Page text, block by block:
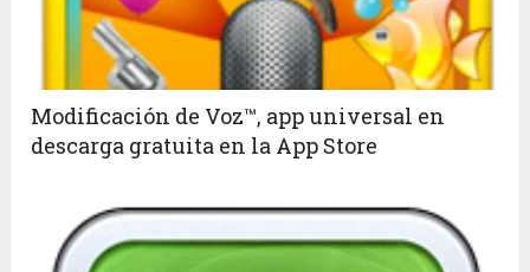
Modificación de Voz™, app universal en
descarga gratuita en la App Store